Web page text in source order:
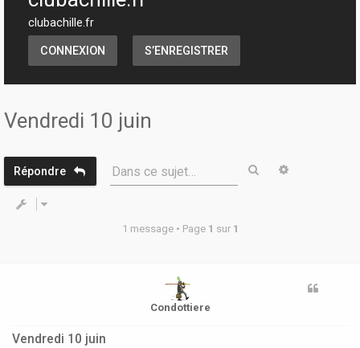
clubachille.fr
CONNEXION S’ENREGISTRER
Vendredi 10 juin
Répondre Dans ce sujet… Rechercher
1 message • Page 1 sur 1
Condottiere
Vendredi 10 juin